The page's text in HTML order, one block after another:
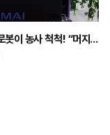
생각하는 로봇이 농사 척척! “머지 않은 미래 완전 무인농장으로”